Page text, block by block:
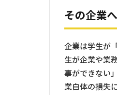
その企業
企業は学生が
生が企業や業
事ができない
業自体の損失